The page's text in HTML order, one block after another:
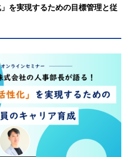
」を実現するための目標管理と従